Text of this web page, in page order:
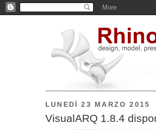
LUNEDÌ 23 MARZO 2015
VisualARQ 1.8.4